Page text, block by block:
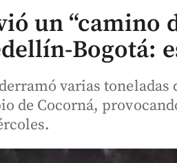
un “camino
Bogotá:
varias
de Cocorná,